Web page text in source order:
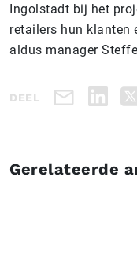
Ingolstadt bij het
retailers hun klanten
aldus manager
DEEL
Gerelateerde